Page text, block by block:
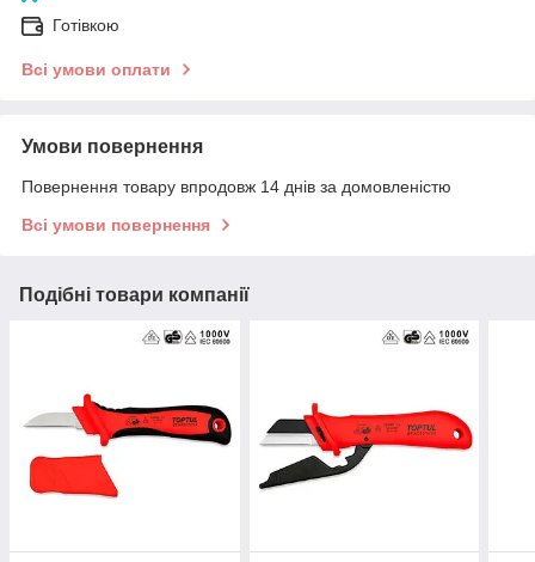
Готівкою
Всі умови оплати
Умови повернення
Повернення товару впродовж 14 днів за домовленістю
Всі умови повернення
Подібні товари компанії